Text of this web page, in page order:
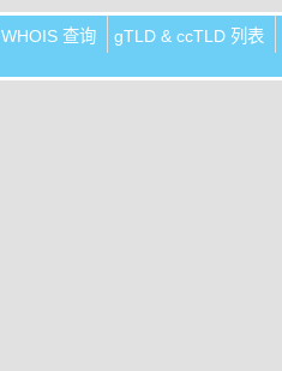
查询 gTLD & ccTLD 列表